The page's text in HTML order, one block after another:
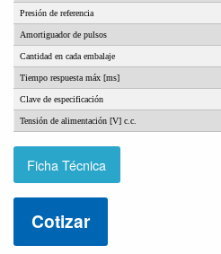
Presión de referencia
Amortiguador de pulsos
Cantidad en cada embalaje
Tiempo respuesta máx [ms]
Clave de especificación
Tensión de alimentación [V] c.c.
Ficha Técnica
Cotizar